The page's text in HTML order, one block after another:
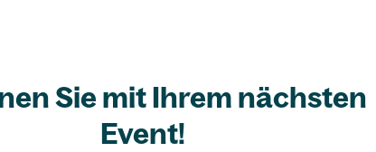
Sie mit Ihrem nächsten
Event!